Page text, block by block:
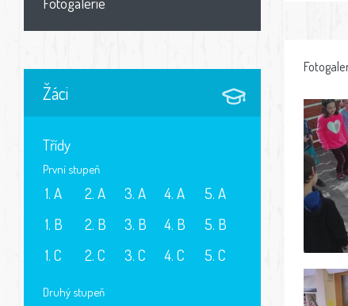
Žáci
Třídy
První stupeň
1. A
1. B
1. C
2. A
2. B
2. C
3. A
3. B
3. C
4. A
4. B
4. C
5. A
5. B
5. C
Druhý stupeň